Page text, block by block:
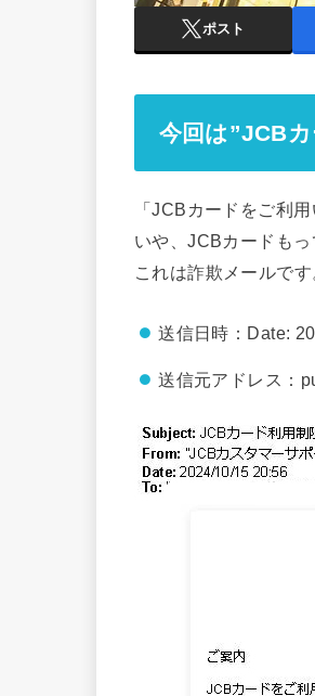
ポスト
今回は”JCBカ
「JCBカードをご利
いや、JCBカードもっ
これは詐欺メールです
送信日時：Date:
送信元アドレス：